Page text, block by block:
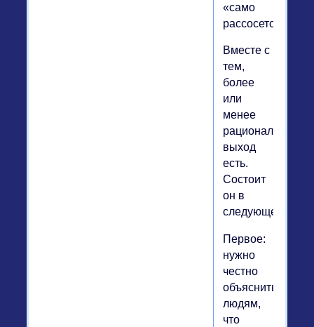
«само
рассосется».
Вместе с
тем,
более
или
менее
рациональный
выход
есть.
Состоит
он в
следующем.
Первое:
нужно
честно
объяснить
людям,
что